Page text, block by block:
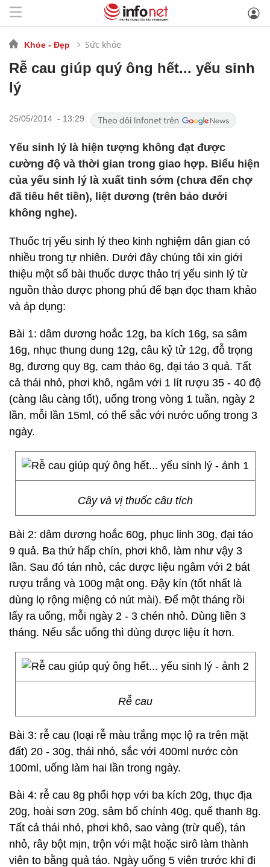
Khỏe - Đẹp Sức khỏe
Rễ cau giúp quý ông hết... yếu sinh
lý
25/05/2014 - 13:29
Yếu sinh lý là hiện tượng không đạt được
cường độ và thời gian trong giao hợp. Biểu hiện
của yếu sinh lý là xuất tinh sớm (chưa đến chợ
đã tiêu hết tiền), liệt dương (trên bảo dưới
không nghe).
Thuốc trị yếu sinh lý theo kinh nghiệm dân gian có
nhiều trong tự nhiên. Dưới đây chúng tôi xin giới
thiệu một số bài thuốc dược thảo trị yếu sinh lý từ
nguồn thảo dược phong phú để bạn đọc tham khảo
và áp dụng:
Bài 1: dâm dương hoắc 12g, ba kích 16g, sa sâm
16g, nhục thung dung 12g, câu kỷ tử 12g, đỗ trọng
8g, đương quy 8g, cam thảo 6g, đại táo 3 quả. Tất
cả thái nhỏ, phơi khô, ngâm với 1 lít rượu 35 - 40 độ
(càng lâu càng tốt), uống trong vòng 1 tuần, ngày 2
lần, mỗi lần 15ml, có thể sắc với nước uống trong 3
ngày.
Cây và vị thuốc câu tích
Bài 2: dâm dương hoắc 60g, phục linh 30g, đại táo
9 quả. Ba thứ hấp chín, phơi khô, làm như vậy 3
lần. Sau đó tán nhỏ, các dược liệu ngâm với 2 bát
rượu trắng và 100g mật ong. Đậy kín (tốt nhất là
dùng lọ rộng miệng có nút mài). Để một tháng rồi
lấy ra uống, mỗi ngày 2 - 3 chén nhỏ. Dùng liền 3
tháng. Nếu sắc uống thì dùng dược liệu ít hơn.
Rễ cau
Bài 3: rễ cau (loại rễ màu trắng mọc lộ ra trên mặt
đất) 20 - 30g, thái nhỏ, sắc với 400ml nước còn
100ml, uống làm hai lần trong ngày.
Bài 4: rễ cau 8g phối hợp với ba kích 20g, thục địa
20g, hoài sơn 20g, sâm bố chính 40g, quế thanh 8g.
Tất cả thái nhỏ, phơi khô, sao vàng (trừ quế), tán
nhỏ, rây bột mịn, trộn với mật hoặc sirô làm thành
viên to bằng quả táo. Ngày uống 5 viên trước khi đi